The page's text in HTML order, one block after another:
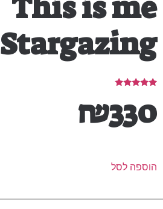
This is me
Stargazing
מתוך 5
₪330
הוספה לסל